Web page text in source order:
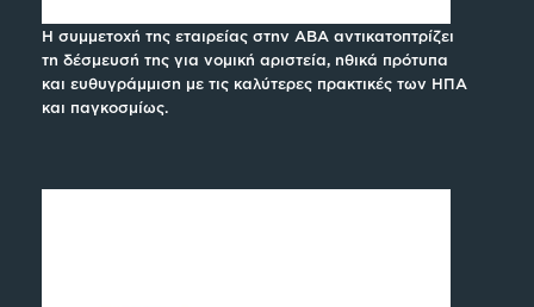
Η συμμετοχή της εταιρείας στην ABA αντικατοπτρίζει
τη δέσμευσή της για νομική αριστεία, ηθικά πρότυπα
και ευθυγράμμιση με τις καλύτερες πρακτικές των ΗΠΑ
και παγκοσμίως.